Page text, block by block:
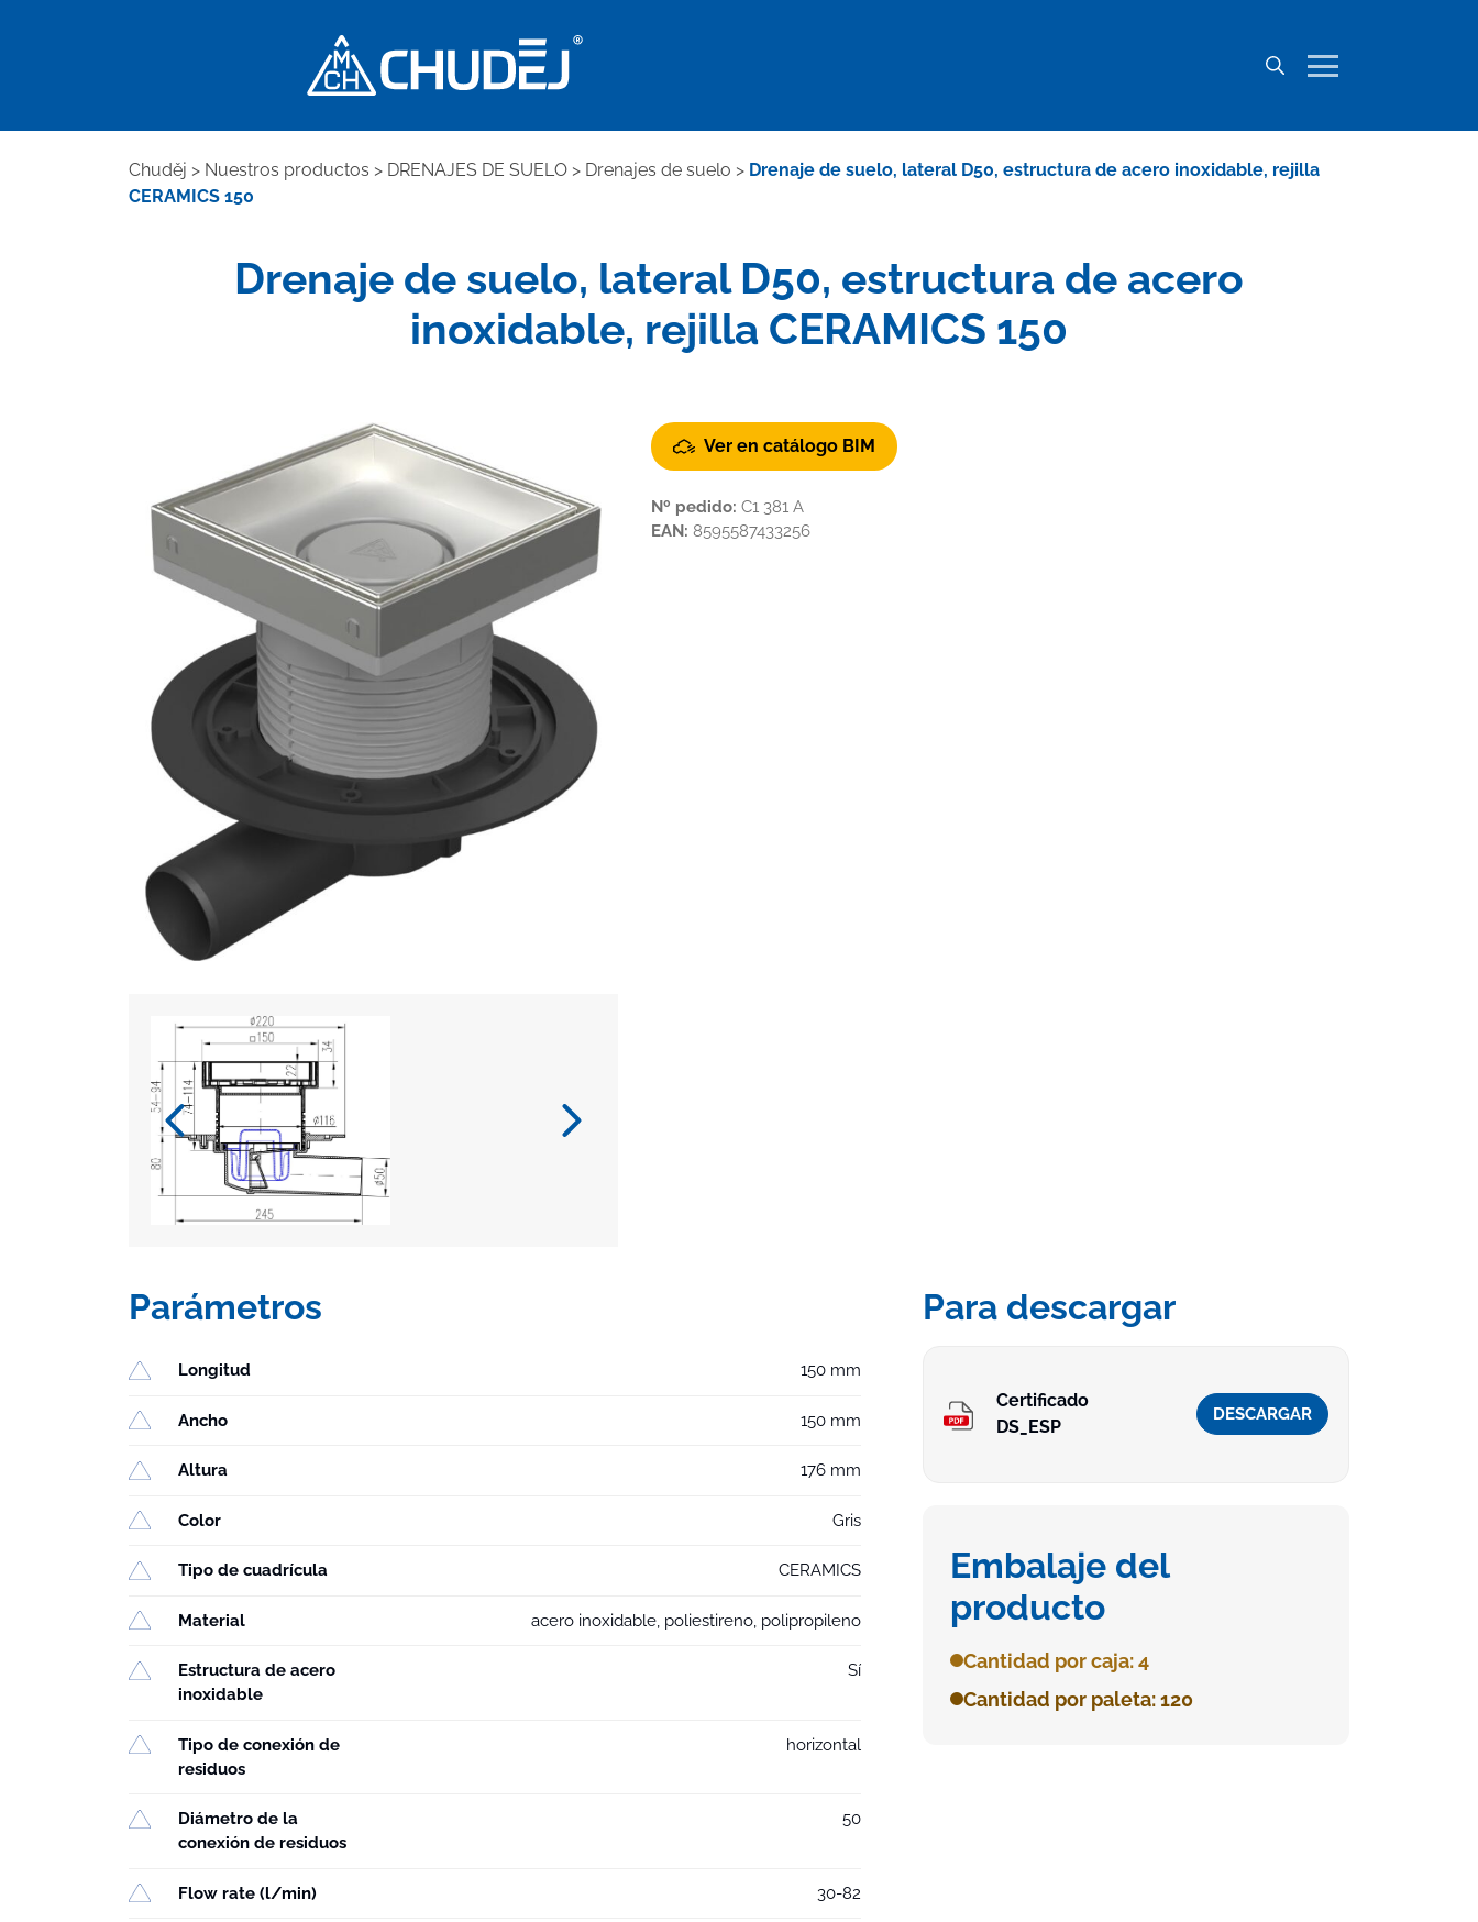
Chuděj > Nuestros productos > DRENAJES DE SUELO > Drenajes de suelo > Drenaje de suelo, lateral D50, estructura de acero inoxidable, rejilla
CERAMICS 150
Drenaje de suelo, lateral D50, estructura de acero
inoxidable, rejilla CERAMICS 150
Ver en catálogo BIM
Nº pedido: C1 381 A
EAN: 8595587433256
Parámetros
Longitud 150 mm
Ancho 150 mm
Altura 176 mm
Color Gris
Tipo de cuadrícula CERAMICS
Material acero inoxidable, poliestireno, polipropileno
Estructura de acero
inoxidable
Sí
Tipo de conexión de
residuos
horizontal
Diámetro de la
conexión de residuos
50
Flow rate (l/min) 30-82
Para descargar
Certificado
DS_ESP
DESCARGAR
Embalaje del
producto
Cantidad por caja: 4
Cantidad por paleta: 120